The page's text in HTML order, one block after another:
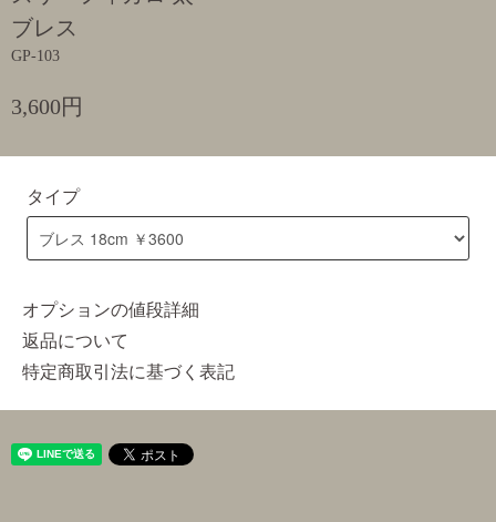
ブレス
GP-103
3,600円
タイプ
オプションの値段詳細
返品について
特定商取引法に基づく表記